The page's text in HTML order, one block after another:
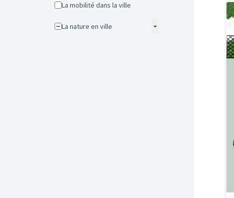
La mobilité dans la ville
La nature en ville